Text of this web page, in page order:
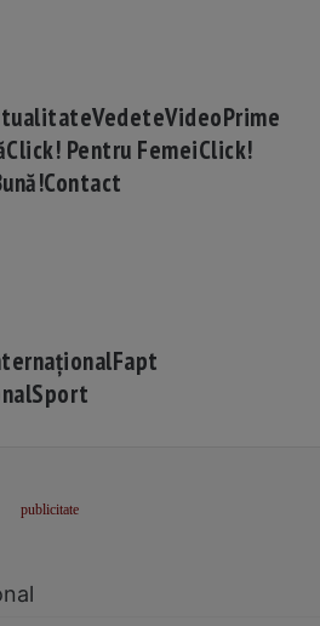
VedeteVideoPrime
Click! Pentru FemeiClick!
Contact
Fapt
Sport